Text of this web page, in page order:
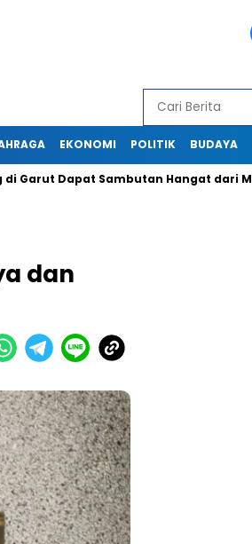
EKONOMI POLITIK BUDAYA
Sambutan Hangat dari Masyarakat
dan